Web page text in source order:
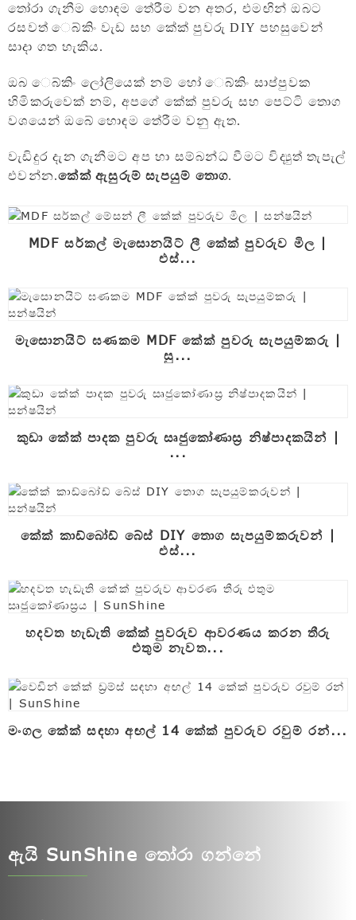
තෝරා ගැනීම හොඳම තේරීම වන අතර, එමඟින් ඔබට
රසවත් ෙබ්කිං වැඩ සහ කේක් පුවරු DIY පහසුවෙන්
සාදා ගත හැකිය.
ඔබ ෙබ්කිං ලෝලියෙක් නම් හෝ ෙබ්කිං සාප්පුවක
හිමිකරුවෙක් නම්, අපගේ කේක් පුවරු සහ පෙට්ටි තොග
වශයෙන් ඔබේ හොඳම තේරීම වනු ඇත.
වැඩිදුර දැන ගැනීමට අප හා සම්බන්ධ වීමට විද්‍යුත් තැපැල්
එවන්න.කේක් ඇසුරුම් සැපයුම් තොග.
MDF සර්කල් මැසොනයිට් ලී කේක් පුවරුව මිල |
එස්...
මැසොනයිට් ඝණකම MDF කේක් පුවරු සැපයුම්කරු |
සු...
කුඩා කේක් පාදක පුවරු සෘජුකෝණාස්‍ර නිෂ්පාදකයින් |
...
කේක් කාඩ්බෝඩ් බේස් DIY තොග සැපයුම්කරුවන් |
එස්...
හදවත හැඩැති කේක් පුවරුව ආවරණය කරන තීරු
එතුම නැවත...
මංගල කේක් සඳහා අඟල් 14 කේක් පුවරුව රවුම් රන්...
ඇයි SunShine තෝරා ගන්නේ